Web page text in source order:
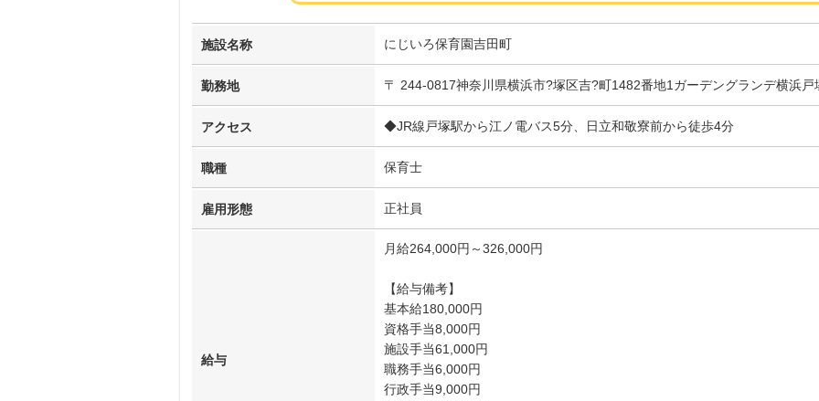
施設名称 にじいろ保育園吉田町
勤務地 〒 244-0817神奈川県横浜市?塚区吉?町1482番地1ガーデングランデ横浜戸
アクセス ◆JR線戸塚駅から江ノ電バス5分、日立和敬寮前から徒歩4分
職種 保育士
雇用形態 正社員
給与
月給264,000円～326,000円
【給与備考】
基本給180,000円
資格手当8,000円
施設手当61,000円
職務手当6,000円
行政手当9,000円